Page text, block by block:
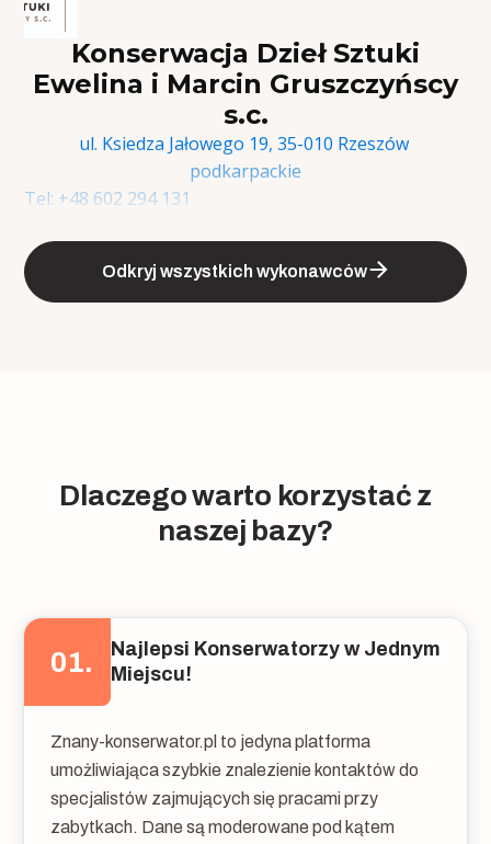
Konserwacja Dzieł Sztuki
Ewelina i Marcin Gruszczyńscy
s.c.
ul. Ksiedza Jałowego 19, 35-010 Rzeszów
podkarpackie
Tel: +48 602 294 131
Odkryj wszystkich wykonawców
Dlaczego warto korzystać z
naszej bazy?
01.
Najlepsi Konserwatorzy w Jednym
Miejscu!
Znany-konserwator.pl to jedyna platforma
umożliwiająca szybkie znalezienie kontaktów do
specjalistów zajmujących się pracami przy
zabytkach. Dane są moderowane pod kątem